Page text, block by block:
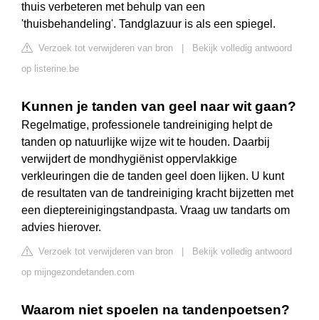
thuis verbeteren met behulp van een
'thuisbehandeling'. Tandglazuur is als een spiegel.
Verzoek tot verwijderen van bron
Bekijk volledig antwoord
op listerine.be
Kunnen je tanden van geel naar wit gaan?
Regelmatige, professionele tandreiniging helpt de
tanden op natuurlijke wijze wit te houden. Daarbij
verwijdert de mondhygiënist oppervlakkige
verkleuringen die de tanden geel doen lijken. U kunt
de resultaten van de tandreiniging kracht bijzetten met
een dieptereinigingstandpasta. Vraag uw tandarts om
advies hierover.
Verzoek tot verwijderen van bron
Bekijk volledig antwoord
op mijngezondetanden.com
Waarom niet spoelen na tandenpoetsen?